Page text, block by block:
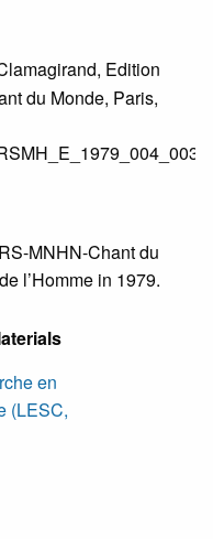
Edition
du Monde, Paris,
MNHN-Chant du
l’Homme in 1979.
en
(LESC,